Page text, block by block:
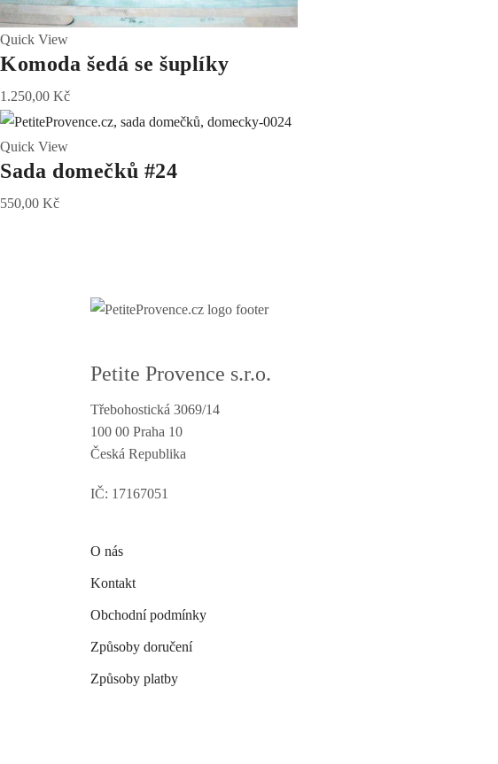
Quick View
Komoda šedá se šuplíky
1.250,00 Kč
Quick View
Sada domečků #24
550,00 Kč
Petite Provence s.r.o.
Třebohostická 3069/14
100 00 Praha 10
Česká Republika
IČ: 17167051
O nás
Kontakt
Obchodní podmínky
Způsoby doručení
Způsoby platby